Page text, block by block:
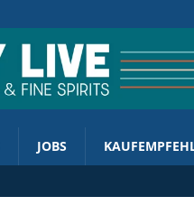
JOBS